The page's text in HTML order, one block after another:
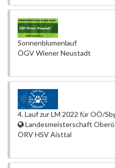
Sonnenblumenlauf
ÖGV Wiener Neustadt
4. Lauf zur LM 2022 für OÖ/
Landesmeisterschaft
ÖRV HSV Aisttal